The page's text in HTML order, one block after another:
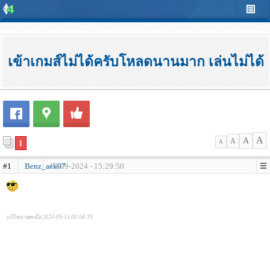
เข้าเกมส์ไม่ได้ครับโหลดนานมาก เล่นไม่ได้
1 A A A A
#1 Benz_aek0713-09-2024 - 15:29:50
แก้ไขล่าสุดเมื่อ 2024-09-15 00:58:39